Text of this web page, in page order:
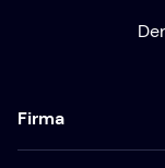
Firma